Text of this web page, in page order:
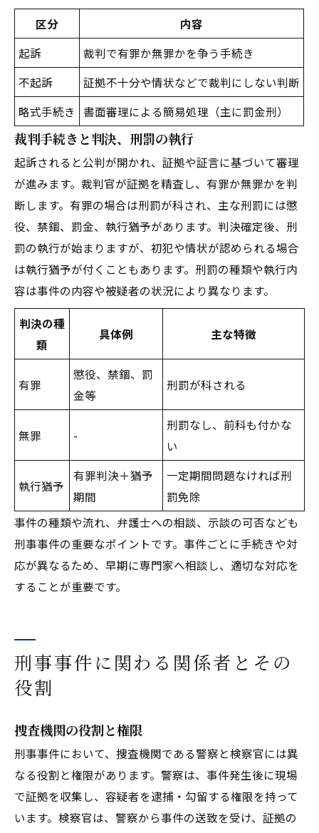
区分
内容
起訴
裁判で有罪か無罪かを争う手続き
不起訴
証拠不十分や情状などで裁判にしない判断
略式手続き 書面審理による簡易処理（主に罰金刑）
裁判手続きと判決、刑罰の執行
起訴されると公判が開かれ、証拠や証言に基づいて審理
が進みます。裁判官が証拠を精査し、有罪か無罪かを判
断します。有罪の場合は刑罰が科され、主な刑罰には懲
役、禁錮、罰金、執行猶予があります。判決確定後、刑
罰の執行が始まりますが、初犯や情状が認められる場合
は執行猶予が付くこともあります。刑罰の種類や執行内
容は事件の内容や被疑者の状況により異なります。
判決の種
類
具体例 主な特徴
有罪
懲役、禁錮、罰
金等
刑罰が科される
無罪 -
刑罰なし、前科も付かな
い
執行猶予
有罪判決＋猶予
期間
一定期間問題なければ刑
罰免除
事件の種類や流れ、弁護士への相談、示談の可否なども
刑事事件の重要なポイントです。事件ごとに手続きや対
応が異なるため、早期に専門家へ相談し、適切な対応を
することが重要です。
刑事事件に関わる関係者とその
役割
捜査機関の役割と権限
刑事事件において、捜査機関である警察と検察官には異
なる役割と権限があります。警察は、事件発生後に現場
で証拠を収集し、容疑者を逮捕・勾留する権限を持って
います。検察官は、警察から事件の送致を受け、証拠の